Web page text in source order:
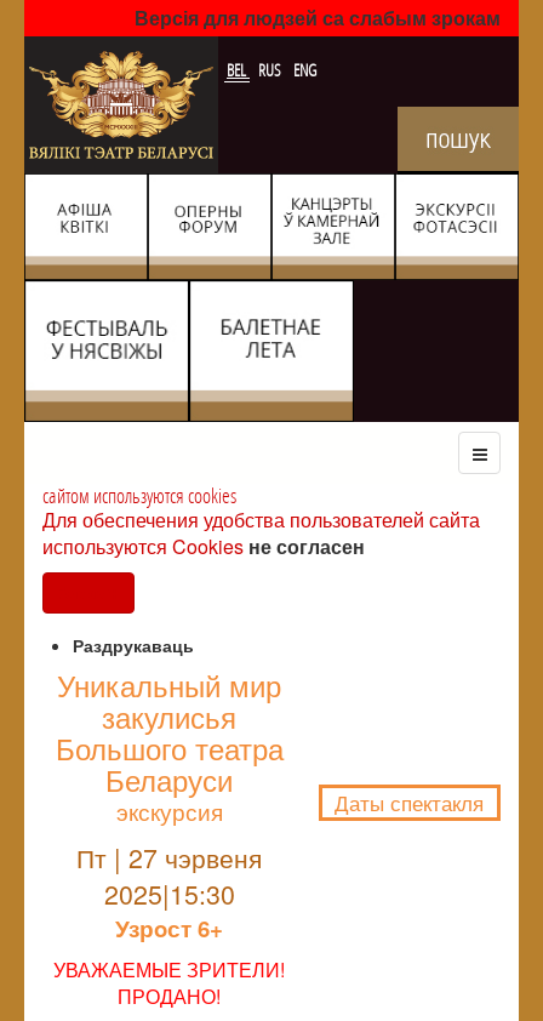
Версія для людзей са слабым зрокам
BEL RUS ENG
сайтом используются cookies
Для обеспечения удобства пользователей сайта
используются Cookies не согласен
Раздрукаваць
Уникальный мир
закулисья
Большого театра
Беларуси
экскурсия
Пт | 27 чэрвеня
2025|15:30
Узрoст 6+
УВАЖАЕМЫЕ ЗРИТЕЛИ!
ПРОДАНО!
Даты спектакля